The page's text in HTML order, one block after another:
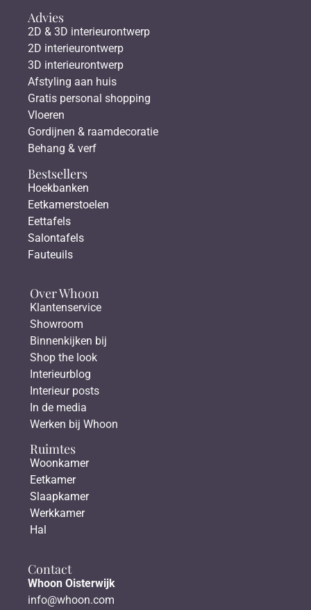
Advies
2D & 3D interieurontwerp
2D interieurontwerp
3D interieurontwerp
Afstyling aan huis
Gratis personal shopping
Vloeren
Gordijnen & raamdecoratie
Behang & verf
Bestsellers
Hoekbanken
Eetkamerstoelen
Eettafels
Salontafels
Fauteuils
Over Whoon
Klantenservice
Showroom
Binnenkijken bij
Shop the look
Interieurblog
Interieur posts
In de media
Werken bij Whoon
Ruimtes
Woonkamer
Eetkamer
Slaapkamer
Werkkamer
Hal
Contact
Whoon Oisterwijk
info@whoon.com